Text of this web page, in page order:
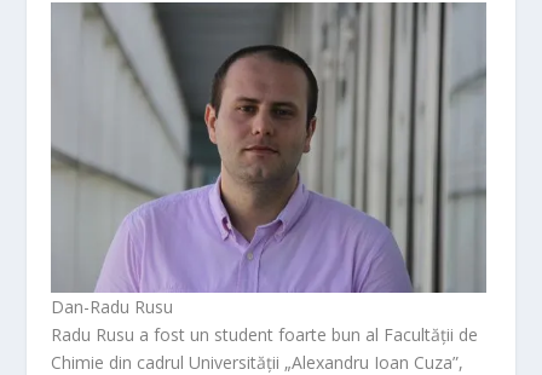
Dan-Radu Rusu
Radu Rusu a fost un student foarte bun al Facultății de
Chimie din cadrul Universității „Alexandru Ioan Cuza”,